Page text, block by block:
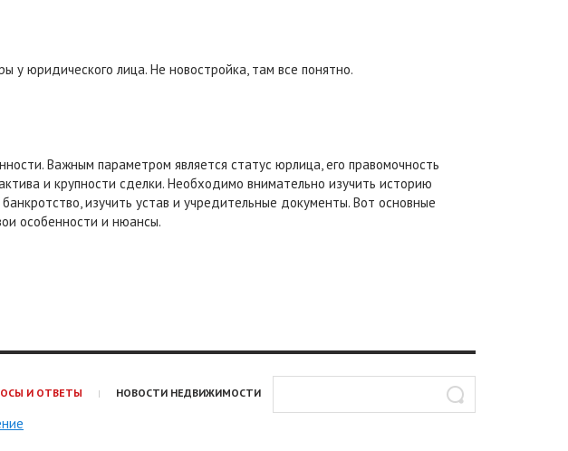
у юридического лица. Не новостройка, там все понятно.
Важным параметром является статус юрлица, его правомочность
и крупности сделки. Необходимо внимательно изучить историю
изучить устав и учредительные документы. Вот основные
особенности и нюансы.
И ОТВЕТЫ НОВОСТИ НЕДВИЖИМОСТИ